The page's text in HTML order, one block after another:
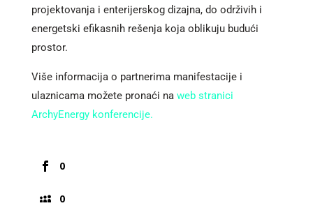
projektovanja i enterijerskog dizajna, do održivih i
energetski efikasnih rešenja koja oblikuju budući
prostor.
Više informacija o partnerima manifestacije i
ulaznicama možete pronaći na web stranici
ArchyEnergy konferencije.
0
0